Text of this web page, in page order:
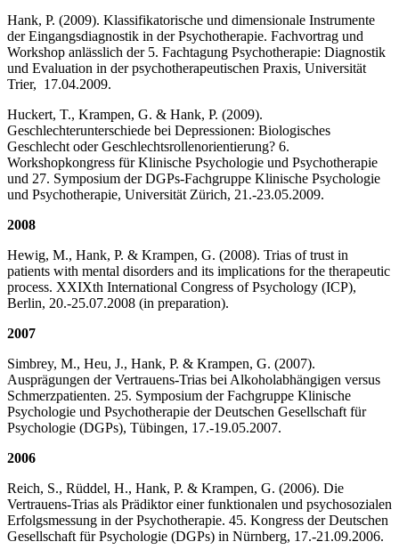
Hank, P. (2009). Klassifikatorische und dimensionale Instrumente
der Eingangsdiagnostik in der Psychotherapie. Fachvortrag und
Workshop anlässlich der 5. Fachtagung Psychotherapie: Diagnostik
und Evaluation in der psychotherapeutischen Praxis, Universität
Trier, 17.04.2009.
Huckert, T., Krampen, G. & Hank, P. (2009).
Geschlechterunterschiede bei Depressionen: Biologisches
Geschlecht oder Geschlechtsrollenorientierung? 6.
Workshopkongress für Klinische Psychologie und Psychotherapie
und 27. Symposium der DGPs-Fachgruppe Klinische Psychologie
und Psychotherapie, Universität Zürich, 21.-23.05.2009.
2008
Hewig, M., Hank, P. & Krampen, G. (2008). Trias of trust in
patients with mental disorders and its implications for the therapeutic
process. XXIXth International Congress of Psychology (ICP),
Berlin, 20.-25.07.2008 (in preparation).
2007
Simbrey, M., Heu, J., Hank, P. & Krampen, G. (2007).
Ausprägungen der Vertrauens-Trias bei Alkoholabhängigen versus
Schmerzpatienten. 25. Symposium der Fachgruppe Klinische
Psychologie und Psychotherapie der Deutschen Gesellschaft für
Psychologie (DGPs), Tübingen, 17.-19.05.2007.
2006
Reich, S., Rüddel, H., Hank, P. & Krampen, G. (2006). Die
Vertrauens-Trias als Prädiktor einer funktionalen und psychosozialen
Er­folgsmessung in der Psychotherapie. 45. Kongress der Deutschen
Gesellschaft für Psychologie (DGPs) in Nürnberg, 17.-21.09.2006.